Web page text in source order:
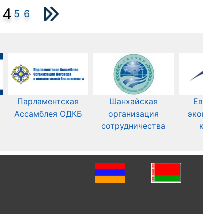
4 5 6
Парламентская
Ассамблея ОДКБ
Шанхайская
организация
сотрудничества